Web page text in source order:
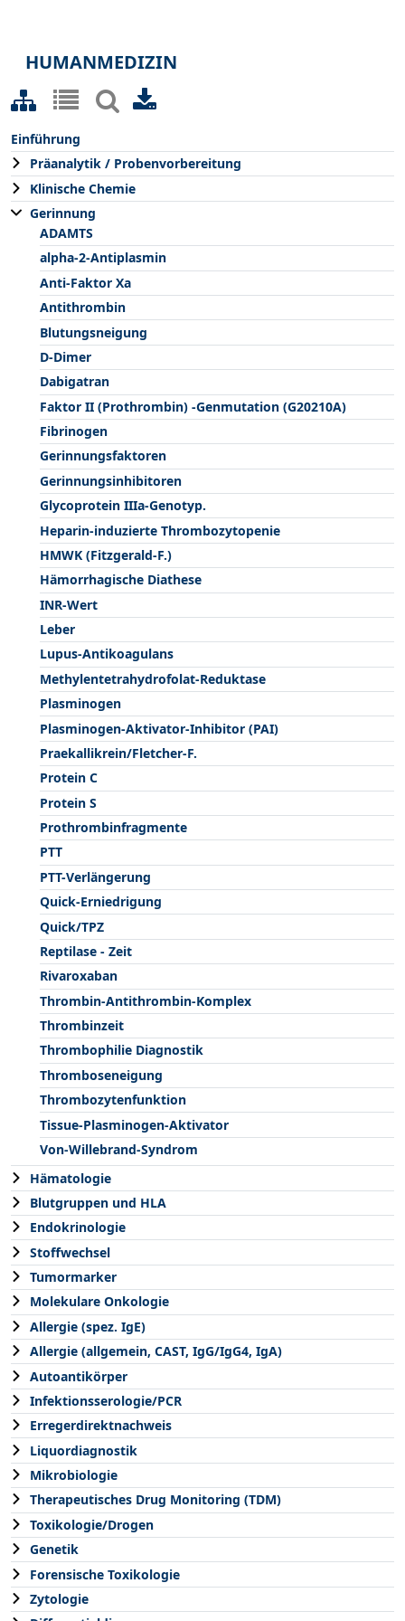
HUMANMEDIZIN
Einführung
Präanalytik / Probenvorbereitung
Klinische Chemie
Gerinnung
ADAMTS
alpha-2-Antiplasmin
Anti-Faktor Xa
Antithrombin
Blutungsneigung
D-Dimer
Dabigatran
Faktor II (Prothrombin) -Genmutation (G20210A)
Fibrinogen
Gerinnungsfaktoren
Gerinnungsinhibitoren
Glycoprotein IIIa-Genotyp.
Heparin-induzierte Thrombozytopenie
HMWK (Fitzgerald-F.)
Hämorrhagische Diathese
INR-Wert
Leber
Lupus-Antikoagulans
Methylentetrahydrofolat-Reduktase
Plasminogen
Plasminogen-Aktivator-Inhibitor (PAI)
Praekallikrein/Fletcher-F.
Protein C
Protein S
Prothrombinfragmente
PTT
PTT-Verlängerung
Quick-Erniedrigung
Quick/TPZ
Reptilase - Zeit
Rivaroxaban
Thrombin-Antithrombin-Komplex
Thrombinzeit
Thrombophilie Diagnostik
Thromboseneigung
Thrombozytenfunktion
Tissue-Plasminogen-Aktivator
Von-Willebrand-Syndrom
Hämatologie
Blutgruppen und HLA
Endokrinologie
Stoffwechsel
Tumormarker
Molekulare Onkologie
Allergie (spez. IgE)
Allergie (allgemein, CAST, IgG/IgG4, IgA)
Autoantikörper
Infektionsserologie/PCR
Erregerdirektnachweis
Liquordiagnostik
Mikrobiologie
Therapeutisches Drug Monitoring (TDM)
Toxikologie/Drogen
Genetik
Forensische Toxikologie
Zytologie